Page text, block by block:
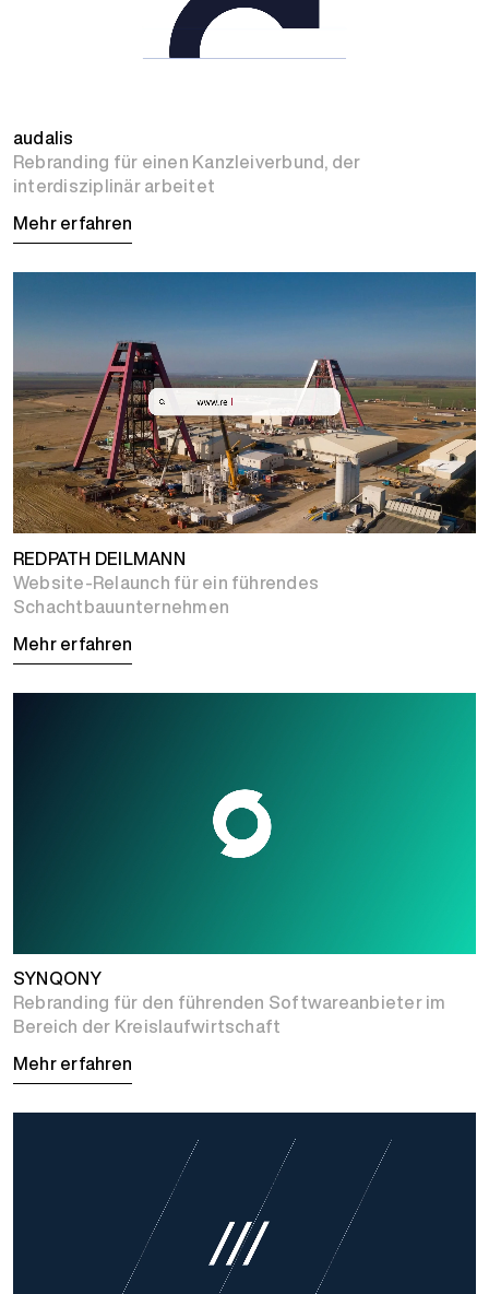
audalis
Rebranding für einen Kanzleiverbund, der
interdisziplinär arbeitet
Mehr erfahren
REDPATH DEILMANN
Website-Relaunch für ein führendes
Schachtbauunternehmen
Mehr erfahren
SYNQONY
Rebranding für den führenden Softwareanbieter im
Bereich der Kreislaufwirtschaft
Mehr erfahren